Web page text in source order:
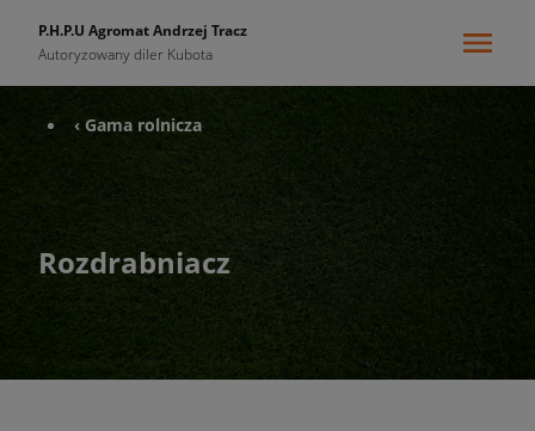
P.H.P.U Agromat Andrzej Tracz
Autoryzowany diler Kubota
‹ Gama rolnicza
Rozdrabniacz